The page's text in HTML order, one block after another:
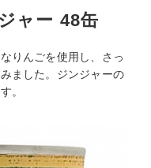
ャー 48缶
りんごを使用し、さっ
ました。ジンジャーの
。